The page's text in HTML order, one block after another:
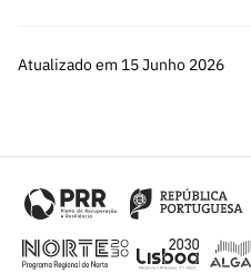
Atualizado em 15 Junho 2026